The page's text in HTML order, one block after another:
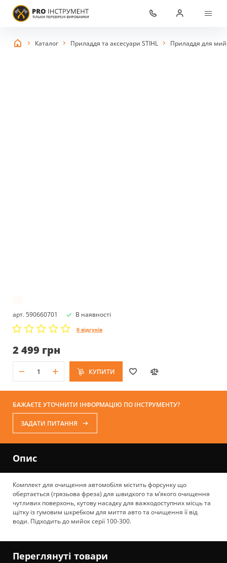
Каталог Приладдя та аксесуари STIHL Приладдя для
арт. 590660701 В наявності
0 відгуків
2 499 грн
КУПИТИ
БАЖАЄТЕ УТОЧНИТИ ІНФОРМАЦІЮ ПО ІНСТРУМЕНТУ?
ЗАДАТИ ПИТАННЯ
Опис
Комплект для очищення автомобіля містить форсунку що
обертається (грязьова фреза) для швидкого та м’якого очищення
чутливих поверхонь, кутову насадку для важкодоступних місць та
щітку із гумовим шкребком для миття авто та очищення її від
води. Підходить до мийок серії 100-300.
Переглянуті товари